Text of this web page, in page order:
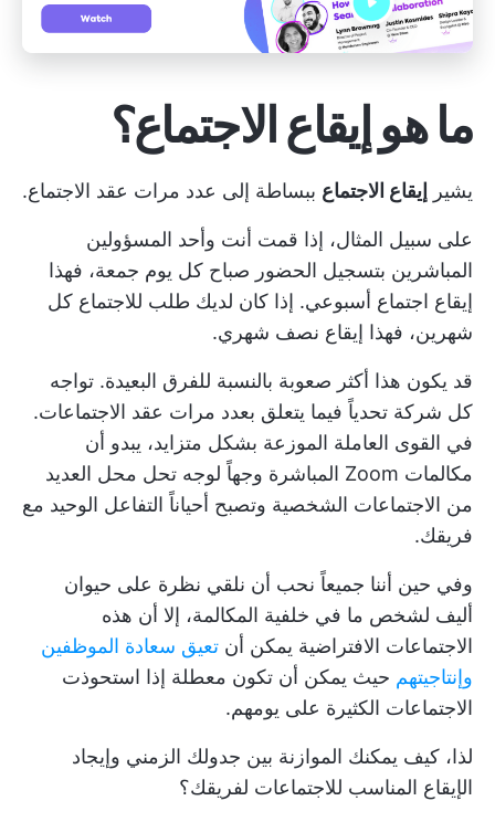
ما هو إيقاع الاجتماع؟
يشير إيقاع الاجتماع ببساطة إلى عدد مرات عقد الاجتماع.
على سبيل المثال، إذا قمت أنت وأحد المسؤولين
المباشرين بتسجيل الحضور صباح كل يوم جمعة، فهذا
إيقاع اجتماع أسبوعي. إذا كان لديك طلب للاجتماع كل
شهرين، فهذا إيقاع نصف شهري.
قد يكون هذا أكثر صعوبة بالنسبة للفرق البعيدة. تواجه
كل شركة تحدياً فيما يتعلق بعدد مرات عقد الاجتماعات.
في القوى العاملة الموزعة بشكل متزايد، يبدو أن
مكالمات Zoom المباشرة وجهاً لوجه تحل محل العديد
من الاجتماعات الشخصية وتصبح أحياناً التفاعل الوحيد مع
فريقك.
وفي حين أننا جميعاً نحب أن نلقي نظرة على حيوان
أليف لشخص ما في خلفية المكالمة، إلا أن هذه
الاجتماعات الافتراضية يمكن أن تعيق سعادة الموظفين
وإنتاجيتهم حيث يمكن أن تكون معطلة إذا استحوذت
الاجتماعات الكثيرة على يومهم.
لذا، كيف يمكنك الموازنة بين جدولك الزمني وإيجاد
الإيقاع المناسب للاجتماعات لفريقك؟